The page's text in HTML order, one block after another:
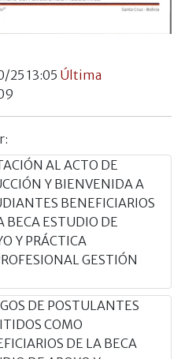
25 13:05 Última
AL ACTO DE
Y BIENVENIDA A
BENEFICIARIOS
BECA ESTUDIO DE
Y PRÁCTICA
GESTIÓN
DE POSTULANTES
COMO
DE LA BECA